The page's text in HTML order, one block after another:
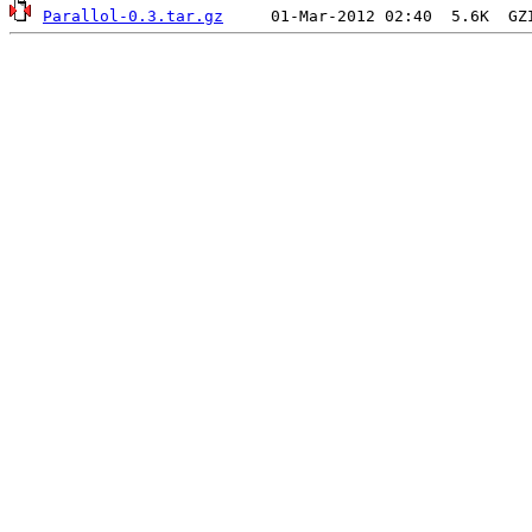
Parallol-0.3.tar.gz